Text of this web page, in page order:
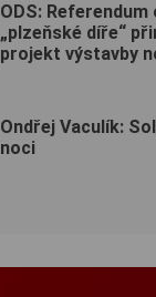
ODS:
„plzeňské díře“
projekt výstavby
Ondřej Vaculík:
noci